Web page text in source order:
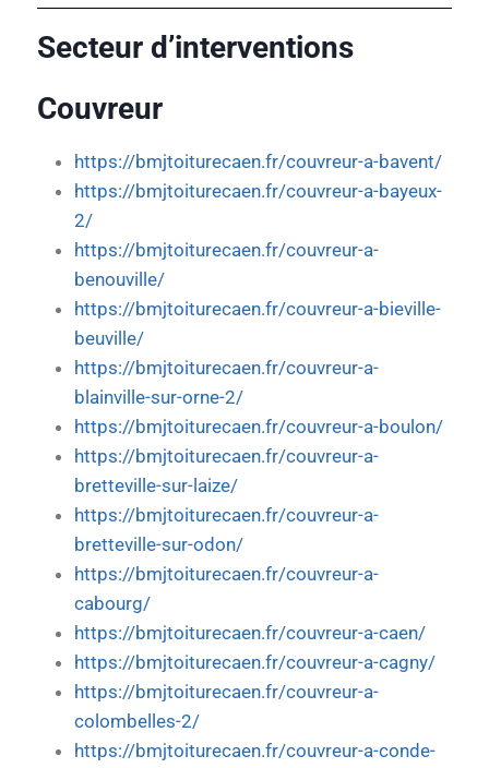
Secteur d’interventions
Couvreur
https://bmjtoiturecaen.fr/couvreur-a-bavent/
https://bmjtoiturecaen.fr/couvreur-a-bayeux-
2/
https://bmjtoiturecaen.fr/couvreur-a-
benouville/
https://bmjtoiturecaen.fr/couvreur-a-bieville-
beuville/
https://bmjtoiturecaen.fr/couvreur-a-
blainville-sur-orne-2/
https://bmjtoiturecaen.fr/couvreur-a-boulon/
https://bmjtoiturecaen.fr/couvreur-a-
bretteville-sur-laize/
https://bmjtoiturecaen.fr/couvreur-a-
bretteville-sur-odon/
https://bmjtoiturecaen.fr/couvreur-a-
cabourg/
https://bmjtoiturecaen.fr/couvreur-a-caen/
https://bmjtoiturecaen.fr/couvreur-a-cagny/
https://bmjtoiturecaen.fr/couvreur-a-
colombelles-2/
https://bmjtoiturecaen.fr/couvreur-a-conde-